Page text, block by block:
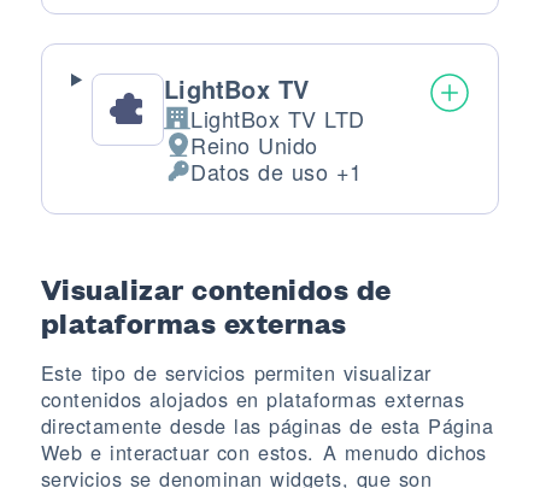
LightBox TV
Empresa:
LightBox TV LTD
Lugar de tratamiento:
Reino Unido
Datos Personales tratados:
Datos de uso +1
Visualizar contenidos de
plataformas externas
Este tipo de servicios permiten visualizar
contenidos alojados en plataformas externas
directamente desde las páginas de esta Página
Web e interactuar con estos. A menudo dichos
servicios se denominan widgets, que son